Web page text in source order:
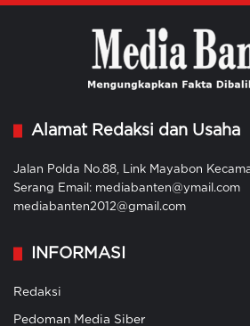
Alamat Redaksi dan Usaha
Jalan Polda No.88, Link Mayabon
Serang Email: mediabanten@ymail.com
mediabanten2012@gmail.com
INFORMASI
Redaksi
Pedoman Media Siber